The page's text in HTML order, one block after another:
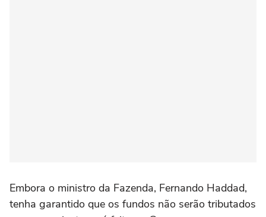
Embora o ministro da Fazenda, Fernando Haddad,
tenha garantido que os fundos não serão tributados